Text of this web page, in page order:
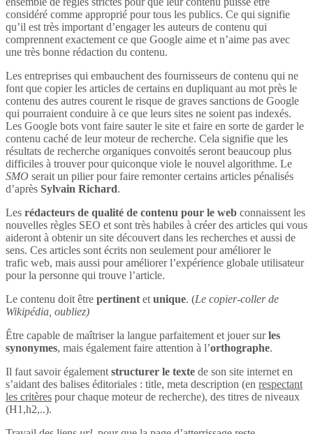
considéré comme approprié pour tous les publics. Ce qui signifie
qu’il est très important d’engager les auteurs de contenu qui
comprennent exactement ce que Google aime et n’aime pas avec
une très bonne rédaction du contenu.
Les entreprises qui embauchent des fournisseurs de contenu qui ne
font que copier les articles de certains en dupliquant au mot près le
contenu des autres courent le risque de graves sanctions de Google
qui pourraient conduire à ce que leurs sites ne soient pas indexés.
Les Google bots vont faire sauter le site et faire en sorte de garder le
contenu caché de leur moteur de recherche. Cela signifie que les
résultats de recherche organiques convoités seront beaucoup plus
difficiles à trouver pour quiconque viole le nouvel algorithme. Le
SMO serait un pilier pour faire remonter certains articles pénalisés
d’après Sylvain Richard.
Les rédacteurs de qualité de contenu pour le web connaissent les
nouvelles règles SEO et sont très habiles à créer des articles qui vous
aideront à obtenir un site découvert dans les recherches et aussi de
sens. Ces articles sont écrits non seulement pour améliorer le
trafic web, mais aussi pour améliorer l’expérience globale utilisateur
pour la personne qui trouve l’article.
Le contenu doit être pertinent et unique. (Le copier-coller de
Wikipédia, oubliez)
Être capable de maîtriser la langue parfaitement et jouer surles
synonymes, mais également faire attention à l’orthographe.
Il faut savoir également structurer le texte de son site internet en
s’aidant des balises éditoriales : title, meta description (en respectant
les critères pour chaque moteur de recherche), des titres de niveaux
(H1,h2,..).